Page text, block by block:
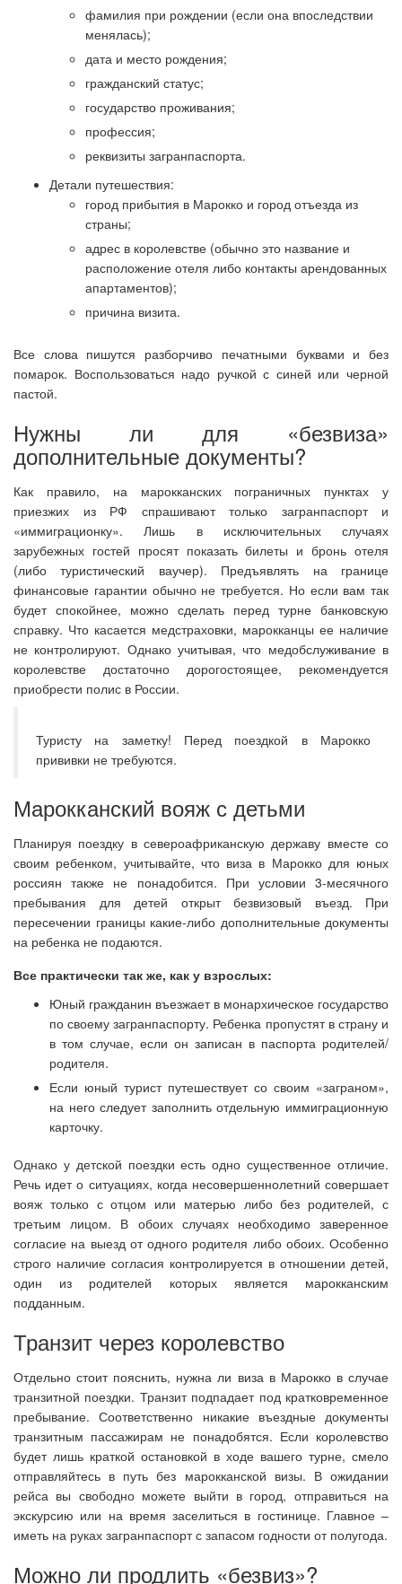
фамилия при рождении (если она впоследствии
менялась);
дата и место рождения;
гражданский статус;
государство проживания;
профессия;
реквизиты загранпаспорта.
Детали путешествия:
город прибытия в Марокко и город отъезда из
страны;
адрес в королевстве (обычно это название и
расположение отеля либо контакты арендованных
апартаментов);
причина визита.
Все слова пишутся разборчиво печатными буквами и без
помарок. Воспользоваться надо ручкой с синей или черной
пастой.
Нужны ли для «безвиза»
дополнительные документы?
Как правило, на марокканских пограничных пунктах у
приезжих из РФ спрашивают только загранпаспорт и
«иммиграционку». Лишь в исключительных случаях
зарубежных гостей просят показать билеты и бронь отеля
(либо туристический ваучер). Предъявлять на границе
финансовые гарантии обычно не требуется. Но если вам так
будет спокойнее, можно сделать перед турне банковскую
справку. Что касается медстраховки, марокканцы ее наличие
не контролируют. Однако учитывая, что медобслуживание в
королевстве достаточно дорогостоящее, рекомендуется
приобрести полис в России.
Туристу на заметку! Перед поездкой в Марокко
прививки не требуются.
Марокканский вояж с детьми
Планируя поездку в североафриканскую державу вместе со
своим ребенком, учитывайте, что виза в Марокко для юных
россиян также не понадобится. При условии 3-месячного
пребывания для детей открыт безвизовый въезд. При
пересечении границы какие-либо дополнительные документы
на ребенка не подаются.
Все практически так же, как у взрослых:
Юный гражданин въезжает в монархическое государство
по своему загранпаспорту. Ребенка пропустят в страну и
в том случае, если он записан в паспорта родителей/
родителя.
Если юный турист путешествует со своим «заграном»,
на него следует заполнить отдельную иммиграционную
карточку.
Однако у детской поездки есть одно существенное отличие.
Речь идет о ситуациях, когда несовершеннолетний совершает
вояж только с отцом или матерью либо без родителей, с
третьим лицом. В обоих случаях необходимо заверенное
согласие на выезд от одного родителя либо обоих. Особенно
строго наличие согласия контролируется в отношении детей,
один из родителей которых является марокканским
подданным.
Транзит через королевство
Отдельно стоит пояснить, нужна ли виза в Марокко в случае
транзитной поездки. Транзит подпадает под кратковременное
пребывание. Соответственно никакие въездные документы
транзитным пассажирам не понадобятся. Если королевство
будет лишь краткой остановкой в ходе вашего турне, смело
отправляйтесь в путь без марокканской визы. В ожидании
рейса вы свободно можете выйти в город, отправиться на
экскурсию или на время заселиться в гостинице. Главное –
иметь на руках загранпаспорт с запасом годности от полугода.
Можно ли продлить «безвиз»?